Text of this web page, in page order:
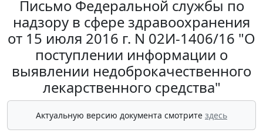
Письмо Федеральной службы по
надзору в сфере здравоохранения
от 15 июля 2016 г. N 02И-1406/16 "О
поступлении информации о
выявлении недоброкачественного
лекарственного средства"
Актуальную версию документа смотрите здесь